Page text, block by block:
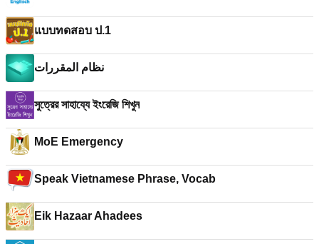
แบบทดสอบ ป.1
نظام المقررات
সুত্রের সাহায্যে ইংরেজি শিখুন
MoE Emergency
Speak Vietnamese Phrase, Vocab
Eik Hazaar Ahadees